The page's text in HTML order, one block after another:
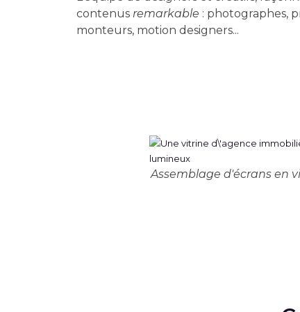
contenus remarkable : photographes,
monteurs, motion designers...
Assemblage d'écrans en